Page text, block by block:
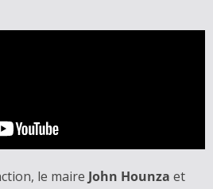
le maire John Hounza et